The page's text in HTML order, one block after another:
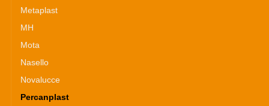
Metaplast
MH
Mota
Nasello
Novalucce
Percanplast